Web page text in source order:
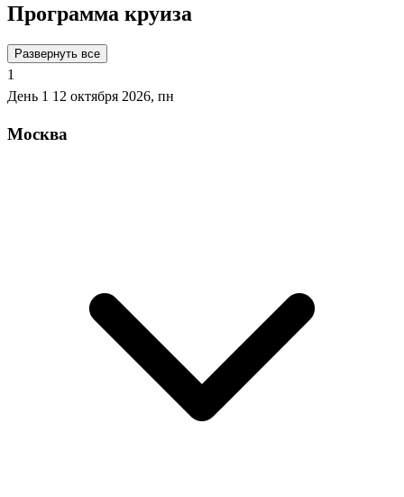
Программа круиза
Развернуть все
1
День 1 12 октября 2026, пн
Москва